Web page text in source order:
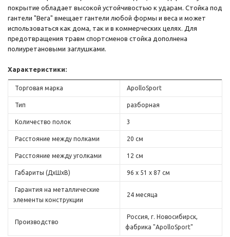
покрытие обладает высокой устойчивостью к ударам. Стойка под
гантели "Вега" вмещает гантели любой формы и веса и может
использоваться как дома, так и в коммерческих целях. Для
предотвращения травм спортсменов стойка дополнена
полиуретановыми заглушками.
Характеристики:
Торговая марка ApolloSport
Тип разборная
Количество полок 3
Расстояние между полками 20 см
Расстояние между уголками 12 см
Габариты (ДхШхВ) 96 х 51 х 87 см
Гарантия на металлические
элементы конструкции
24 месяца
Производство
Россия, г. Новосибирск,
фабрика "ApolloSport"